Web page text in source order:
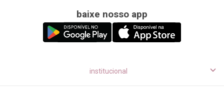
baixe nosso app
institucional